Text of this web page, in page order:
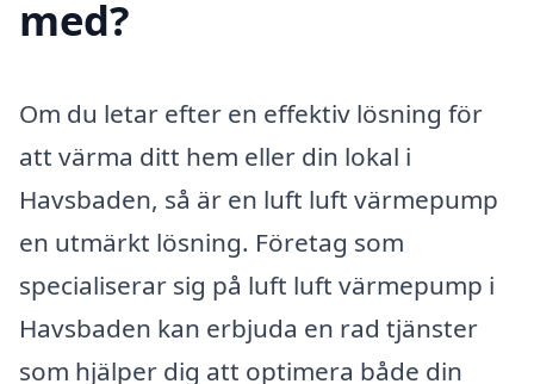
med?
Om du letar efter en effektiv lösning för
att värma ditt hem eller din lokal i
Havsbaden, så är en luft luft värmepump
en utmärkt lösning. Företag som
specialiserar sig på luft luft värmepump i
Havsbaden kan erbjuda en rad tjänster
som hjälper dig att optimera både din